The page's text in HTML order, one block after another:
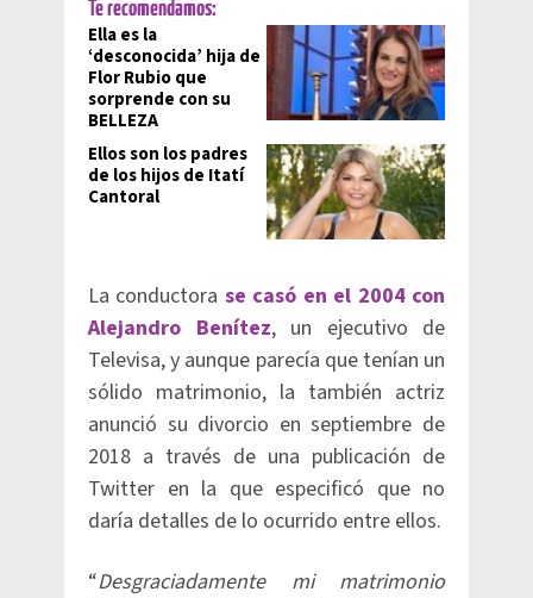
Te recomendamos:
Ella es la
‘desconocida’ hija de
Flor Rubio que
sorprende con su
BELLEZA
Ellos son los padres
de los hijos de Itatí
Cantoral
La conductora se casó en el 2004 con
Alejandro Benítez, un ejecutivo de
Televisa, y aunque parecía que tenían un
sólido matrimonio, la también actriz
anunció su divorcio en septiembre de
2018 a través de una publicación de
Twitter en la que especificó que no
daría detalles de lo ocurrido entre ellos.
“Desgraciadamente mi matrimonio